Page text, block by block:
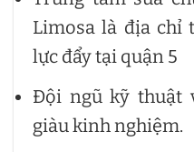
Limosa là địa chỉ
lực đẩy tại quận 5
Đội ngũ kỹ thuật
giàu kinh nghiệm.